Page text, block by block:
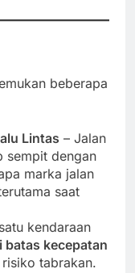
beberapa
Lintas – Jalan
sempit dengan
marka jalan
saat
kendaraan
batas kecepatan
tabrakan.